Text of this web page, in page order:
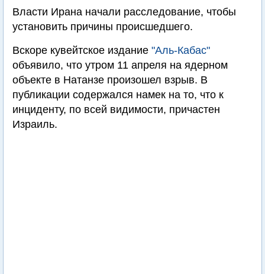
Власти Ирана начали расследование, чтобы
установить причины происшедшего.
Вскоре кувейтское издание "Аль-Кабас"
объявило, что утром 11 апреля на ядерном
объекте в Натанзе произошел взрыв. В
публикации содержался намек на то, что к
инциденту, по всей видимости, причастен
Израиль.